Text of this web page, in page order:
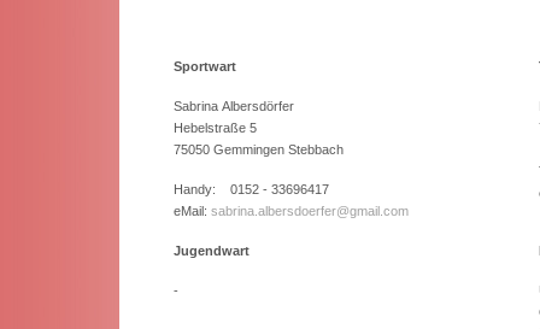
Sportwart
Sabrina Albersdörfer
Hebelstraße 5
75050 Gemmingen Stebbach
Handy: 0152 - 33696417
eMail: sabrina.albersdoerfer@gmail.com
Jugendwart
-